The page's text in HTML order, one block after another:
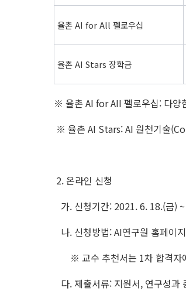
율촌 AI for All 펠로우십
율촌 AI Stars 장학금
※ 율촌 AI for AII 펠로우십: 다양
※ 율촌 AI Stars: AI 원천기술
2. 온라인 신청
가. 신청기간: 2021. 6. 18.(금)
나. 신청방법: AI연구원 홈페이
※ 교수 추천서는 1차 합격자
다. 제출서류: 지원서, 연구성과